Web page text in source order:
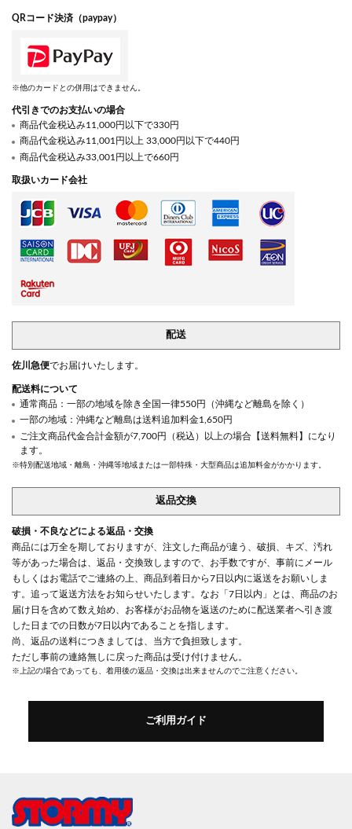
QRコード決済（paypay）
※他のカードとの併用はできません。
代引きでのお支払いの場合
商品代金税込み11,000円以下で330円
商品代金税込み11,001円以上 33,000円以下で440円
商品代金税込み33,001円以上で660円
取扱いカード会社
配送
佐川急便でお届けいたします。
配送料について
通常商品：一部の地域を除き全国一律550円（沖縄など離島を除く）
一部の地域：沖縄など離島は送料追加料金1,650円
ご注文商品代金合計金額が7,700円（税込）以上の場合【送料無料】になり
ます。
※特別配送地域・離島・沖縄等地域または一部特殊・大型商品は追加料金がかかります。
返品交換
破損・不良などによる返品・交換
商品には万全を期しておりますが、注文した商品が違う、破損、キズ、汚れ
等があった場合は、返品・交換致しますので、お手数ですが、事前にメール
もしくはお電話でご連絡の上、商品到着日から7日以内に返送をお願いしま
す。追って返送方法をお知らせいたします。なお「7日以内」とは、商品のお
届け日を含めて数え始め、お客様がお品物を返送のために配送業者へ引き渡
した日までの日数が7日以内であることを指します。
尚、返品の送料につきましては、当方で負担致します。
ただし事前の連絡無しに戻った商品は受け付けません。
※上記の場合であっても、着用後の返品・交換は出来ませんのでご注意ください。
ご利用ガイド